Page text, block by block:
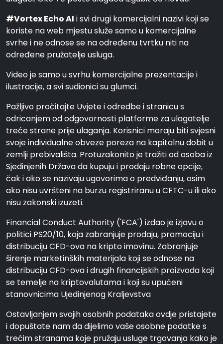
#Vortex Echo AI i svi drugi komercijalni nazivi koji se
koriste na web mjestu služe samo u komercijalne
svrhe i ne odnose se na određenu tvrtku niti na
određene pružatelje usluga.
Video je samo u svrhu komercijalne prezentacije i
ilustracije, a svi sudionici su glumci.
Pažljivo pročitajte Uvjete i odredbe i stranicu s
odricanjem od odgovornosti platforme za ulagatelje
treće strane prije ulaganja. Korisnici moraju biti svjesni
svoje individualne obveze poreza na kapitalnu dobit u
zemlji prebivališta. Protuzakonito je tražiti od osoba iz
Sjedinjenih Država da kupuju i prodaju robne opcije,
čak i ako se nazivaju ugovorima o predviđanju, osim
ako nisu uvršteni na burzu registriranu u CFTC-u ili ako
nisu zakonski izuzeti.
Financial Conduct Authority ('FCA') izdao je izjavu o
politici PS20/10, koja zabranjuje prodaju, promociju i
distribuciju CFD-ova na kripto imovinu. Zabranjuje
širenje marketinških materijala koji se odnose na
distribuciju CFD-ova i drugih financijskih proizvoda koji
se temelje na kriptovalutama i koji su upućeni
stanovnicima Ujedinjenog Kraljevstva
Ostavljanjem svojih osobnih podataka ovdje pristajete
i dopuštate nam da dijelimo vaše osobne podatke s
trećim stranama koje pružaju usluge trgovanja kako je